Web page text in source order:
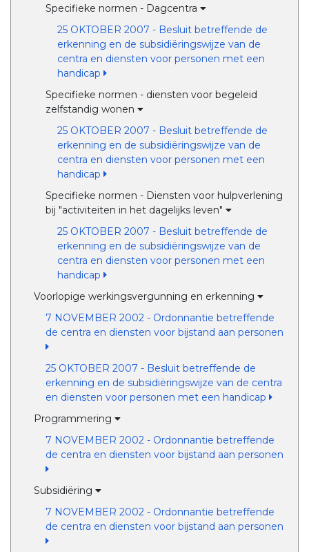
Specifieke normen - Dagcentra
25 OKTOBER 2007 - Besluit betreffende de
erkenning en de subsidiëringswijze van de
centra en diensten voor personen met een
handicap
Specifieke normen - diensten voor begeleid
zelfstandig wonen
25 OKTOBER 2007 - Besluit betreffende de
erkenning en de subsidiëringswijze van de
centra en diensten voor personen met een
handicap
Specifieke normen - Diensten voor hulpverlening
bij "activiteiten in het dagelijks leven"
25 OKTOBER 2007 - Besluit betreffende de
erkenning en de subsidiëringswijze van de
centra en diensten voor personen met een
handicap
Voorlopige werkingsvergunning en erkenning
7 NOVEMBER 2002 - Ordonnantie betreffende
de centra en diensten voor bijstand aan personen
25 OKTOBER 2007 - Besluit betreffende de
erkenning en de subsidiëringswijze van de centra
en diensten voor personen met een handicap
Programmering
7 NOVEMBER 2002 - Ordonnantie betreffende
de centra en diensten voor bijstand aan personen
Subsidiëring
7 NOVEMBER 2002 - Ordonnantie betreffende
de centra en diensten voor bijstand aan personen